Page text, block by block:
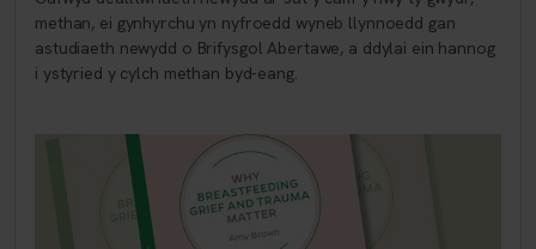
methan, ei gynhyrchu yn nyfroedd wyneb llynnoedd gan
astudiaeth newydd o Brifysgol Abertawe, a ddylai ein hannog
i ystyried y cylch methan byd-eang.